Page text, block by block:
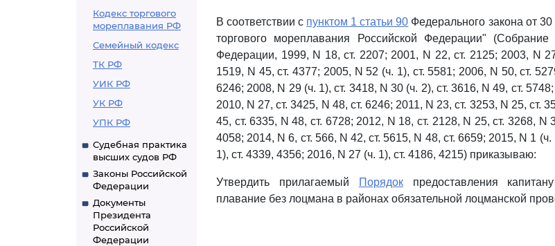
Кодекс торгового
мореплавания РФ
Семейный кодекс
ТК РФ
УИК РФ
УК РФ
УПК РФ
Судебная практика
высших судов РФ
Законы Российской
Федерации
Документы
Президента
Российской
Федерации
В соответствии с пунктом 1 статьи 90 Федерального закона от
торгового мореплавания Российской Федерации" (Собрание
Федерации, 1999, N 18, ст. 2207; 2001, N 22, ст. 2125; 2003, N
1519, N 45, ст. 4377; 2005, N 52 (ч. 1), ст. 5581; 2006, N 50, ст.
6246; 2008, N 29 (ч. 1), ст. 3418, N 30 (ч. 2), ст. 3616, N 49, ст.
2010, N 27, ст. 3425, N 48, ст. 6246; 2011, N 23, ст. 3253, N 25, ст.
45, ст. 6335, N 48, ст. 6728; 2012, N 18, ст. 2128, N 25, ст. 3268, N
4058; 2014, N 6, ст. 566, N 42, ст. 5615, N 48, ст. 6659; 2015, N 1 (ч.
1), ст. 4339, 4356; 2016, N 27 (ч. 1), ст. 4186, 4215) приказываю:
Утвердить прилагаемый Порядокпредоставления
плавание без лоцмана в районах обязательной лоцманской